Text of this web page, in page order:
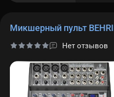
Микшерный пульт
Нет отзывов